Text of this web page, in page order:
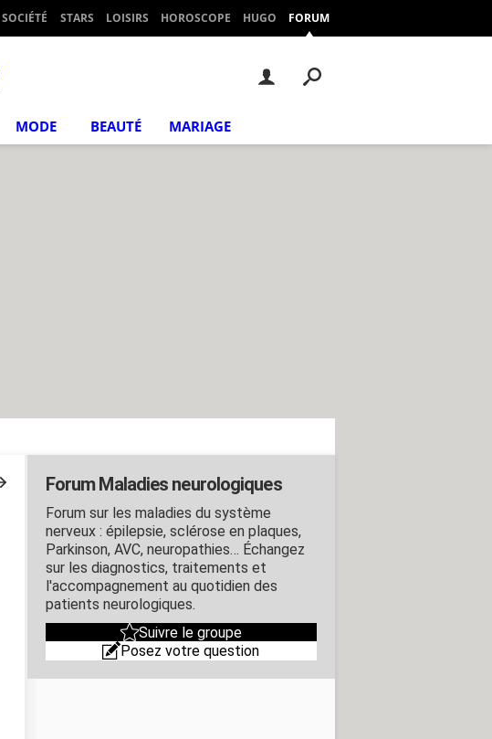
SOCIÉTÉ STARS LOISIRS HOROSCOPE HUGO FORUM
MODE BEAUTÉ MARIAGE
Forum Maladies neurologiques
Forum sur les maladies du système
nerveux : épilepsie, sclérose en plaques,
Parkinson, AVC, neuropathies… Échangez
sur les diagnostics, traitements et
l'accompagnement au quotidien des
patients neurologiques.
Suivre le groupe
Posez votre question